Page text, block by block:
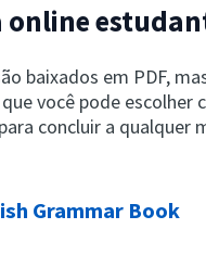
baixados em PDF,
você pode escolher
concluir a qualquer
Grammar Book